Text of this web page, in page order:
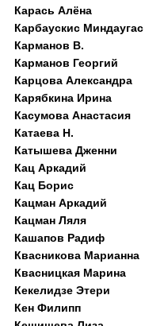
Карась Алёна
Карбаускис Миндаугас
Карманов В.
Карманов Георгий
Карцова Александра
Карябкина Ирина
Касумова Анастасия
Катаева Н.
Катышева Дженни
Кац Аркадий
Кац Борис
Кацман Аркадий
Кацман Ляля
Кашапов Радиф
Квасникова Марианна
Квасницкая Марина
Кекелидзе Этери
Кен Филипп